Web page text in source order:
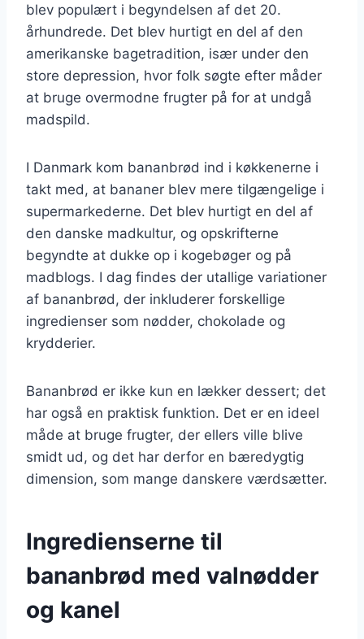
blev populært i begyndelsen af det 20.
århundrede. Det blev hurtigt en del af den
amerikanske bagetradition, især under den
store depression, hvor folk søgte efter måder
at bruge overmodne frugter på for at undgå
madspild.
I Danmark kom bananbrød ind i køkkenerne i
takt med, at bananer blev mere tilgængelige i
supermarkederne. Det blev hurtigt en del af
den danske madkultur, og opskrifterne
begyndte at dukke op i kogebøger og på
madblogs. I dag findes der utallige variationer
af bananbrød, der inkluderer forskellige
ingredienser som nødder, chokolade og
krydderier.
Bananbrød er ikke kun en lækker dessert; det
har også en praktisk funktion. Det er en ideel
måde at bruge frugter, der ellers ville blive
smidt ud, og det har derfor en bæredygtig
dimension, som mange danskere værdsætter.
Ingredienserne til
bananbrød med valnødder
og kanel